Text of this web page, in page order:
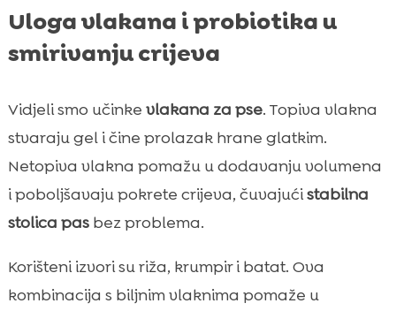
Uloga vlakana i probiotika u
smirivanju crijeva
Vidjeli smo učinke vlakana za pse. Topiva vlakna
stvaraju gel i čine prolazak hrane glatkim.
Netopiva vlakna pomažu u dodavanju volumena
i poboljšavaju pokrete crijeva, čuvajućistabilna
stolica pasbez problema.
Korišteni izvori su riža, krumpir i batat. Ova
kombinacija s biljnim vlaknima pomaže u